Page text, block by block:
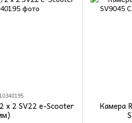
x 2 SV22 e-Scooter Камера